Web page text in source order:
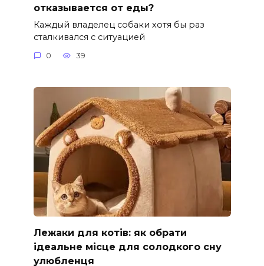
отказывается от еды?
Каждый владелец собаки хотя бы раз
сталкивался с ситуацией
0 39
Лежаки для котів: як обрати
ідеальне місце для солодкого сну
улюбленця